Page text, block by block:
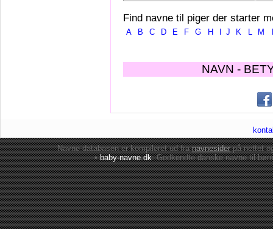
Find navne til piger der starter
A B C D E F G H J K L M
NAVN -
Navne-databasen er kompileret ud franavnesiderpå nettet
•baby-navne.dk: Godkendte danskenavne til børn